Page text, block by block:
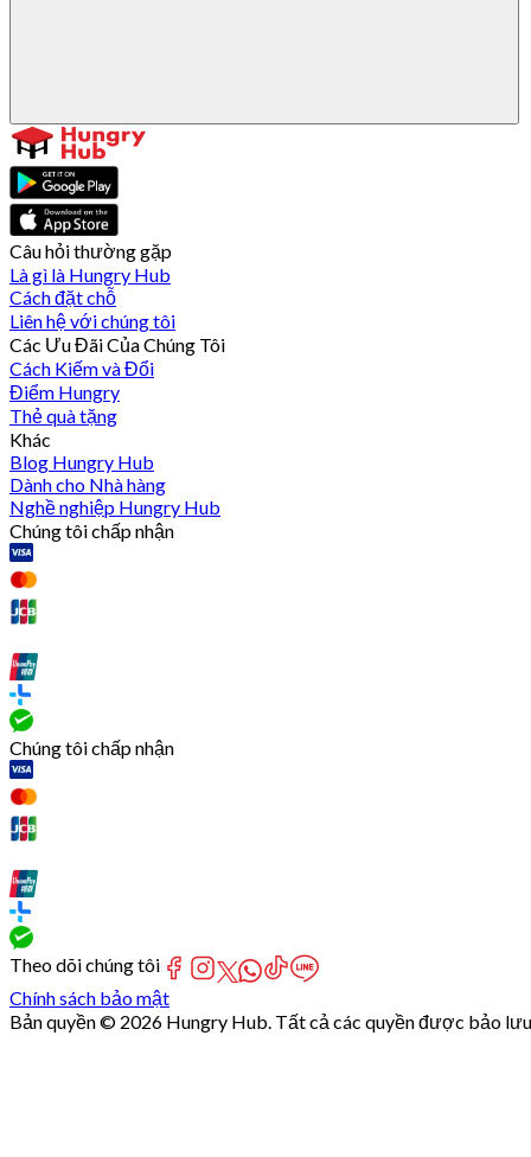
Câu hỏi thường gặp
Là gì là Hungry Hub
Cách đặt chỗ
Liên hệ với chúng tôi
Các Ưu Đãi Của Chúng Tôi
Cách Kiếm và Đổi
Điểm Hungry
Thẻ quà tặng
Khác
Blog Hungry Hub
Dành cho Nhà hàng
Nghề nghiệp Hungry Hub
Chúng tôi chấp nhận
Chúng tôi chấp nhận
Theo dõi chúng tôi
Chính sách bảo mật
Bản quyền © 2026 Hungry Hub. Tất cả các quyền được bảo